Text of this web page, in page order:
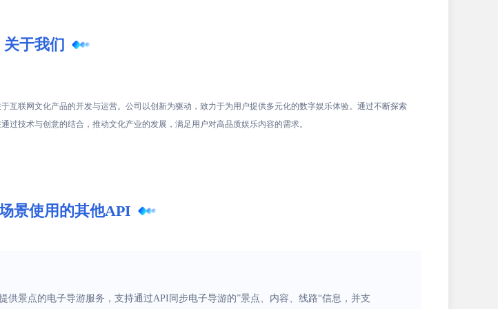
关于我们
互联网文化产品的开发与运营。公司以创新为驱动，致力于为用户提供多元化的数字娱乐体验。通过不断探索
技术与创意的结合，推动文化产业的发展，满足用户对高品质娱乐内容的需求。
景使用的其他API
供景点的电子导游服务，支持通过API同步电子导游的”景点、内容、线路“信息，并支